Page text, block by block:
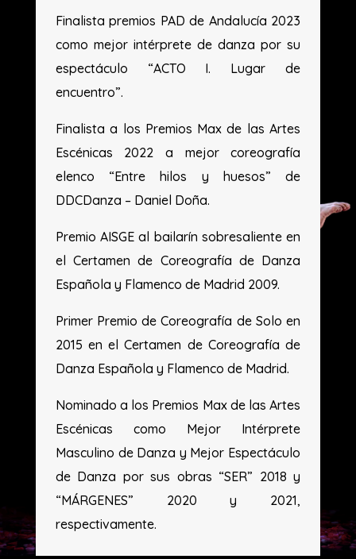
Finalista premios PAD de Andalucía 2023
como mejor intérprete de danza por su
espectáculo “ACTO I. Lugar de
encuentro”.
Finalista a los Premios Max de las Artes
Escénicas 2022 a mejor coreografía
elenco “Entre hilos y huesos” de
DDCDanza – Daniel Doña.
Premio AISGE al bailarín sobresaliente en
el Certamen de Coreografía de Danza
Española y Flamenco de Madrid 2009.
Primer Premio de Coreografía de Solo en
2015 en el Certamen de Coreografía de
Danza Española y Flamenco de Madrid.
Nominado a los Premios Max de las Artes
Escénicas como Mejor Intérprete
Masculino de Danza y Mejor Espectáculo
de Danza por sus obras “SER” 2018 y
“MÁRGENES” 2020 y 2021,
respectivamente.